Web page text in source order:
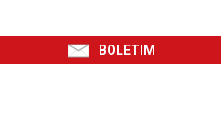
BOLETIM